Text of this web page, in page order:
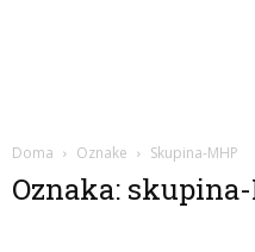
Doma Oznake Skupina-MHP
Oznaka: